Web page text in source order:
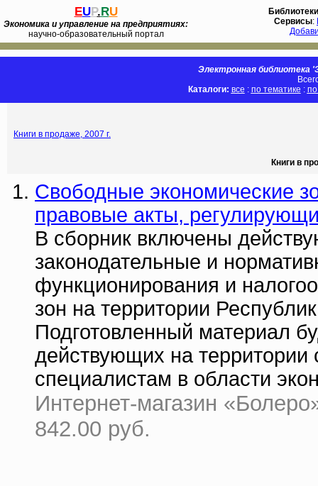
EUP.RU
Экономика и управление на предприятиях:
научно-образовательный портал
Библиотеки
Сервисы:
Электронная библиотека
Каталоги: все : по тематике :
Книги в продаже, 2007 г.
Книги в
Свободные экономические
правовые акты,
В сборник включены
законодательные и
функционирования и
зон на территории
Подготовленный материал
действующих на территории
специалистам в области
Интернет-магазин
842.00 руб.